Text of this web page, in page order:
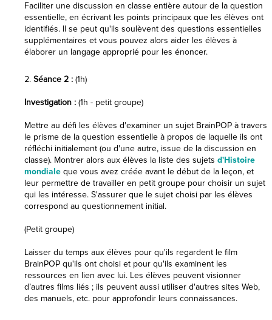
Faciliter une discussion en classe entière autour de la question
essentielle, en écrivant les points principaux que les élèves ont
identifiés. Il se peut qu'ils soulèvent des questions essentielles
supplémentaires et vous pouvez alors aider les élèves à
élaborer un langage approprié pour les énoncer.
Séance 2 : (1h)
Investigation : (1h - petit groupe)
Mettre au défi les élèves d'examiner un sujet BrainPOP à travers
le prisme de la question essentielle à propos de laquelle ils ont
réfléchi initialement (ou d'une autre, issue de la discussion en
classe). Montrer alors aux élèves la liste des sujets d'Histoire
mondiale que vous avez créée avant le début de la leçon, et
leur permettre de travailler en petit groupe pour choisir un sujet
qui les intéresse. S'assurer que le sujet choisi par les élèves
correspond au questionnement initial.
(Petit groupe)
Laisser du temps aux élèves pour qu'ils regardent le film
BrainPOP qu'ils ont choisi et pour qu'ils examinent les
ressources en lien avec lui. Les élèves peuvent visionner
d’autres films liés ; ils peuvent aussi utiliser d'autres sites Web,
des manuels, etc. pour approfondir leurs connaissances.